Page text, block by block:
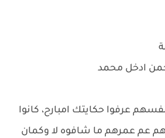
ادخل محمد
نفسهم عرفوا حكايتك امبارح، كانوا
عم عمرهم ما شافوه لا وكمان